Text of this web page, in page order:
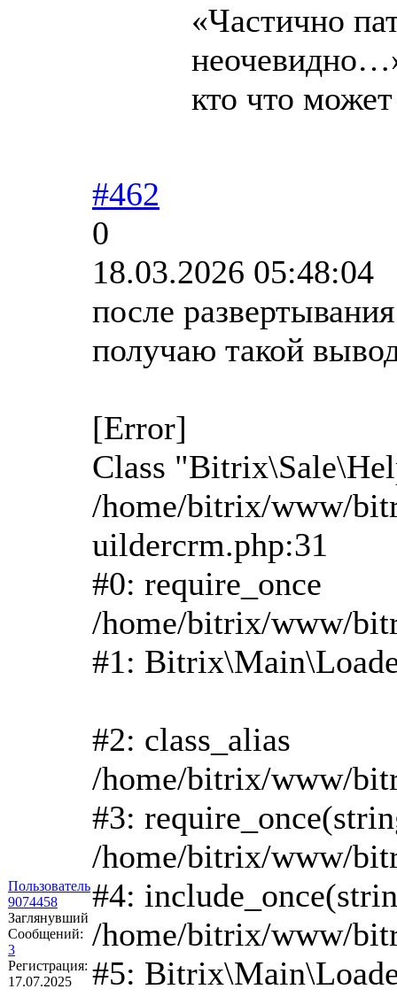
«Частично
кто что
Пользователь
9074458
Заглянувший
Сообщений:
3
Регистрация:
17.07.2025
#462
0
18.03.2026 05:48:04
после
получаю такой
[Error]
Class
/home/bitrix/www/
uildercrm.php:31
#0: require_once
/home/bitrix/www/
#1:
#2: class_alias
/home/bitrix/www/
#3:
/home/bitrix/www/
#4:
/home/bitrix/www/
#5: